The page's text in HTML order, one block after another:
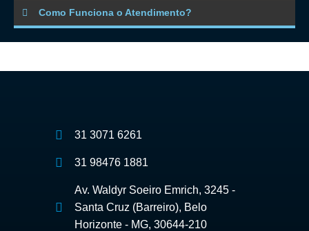
Como Funciona o Atendimento?
31 3071 6261
31 98476 1881
Av. Waldyr Soeiro Emrich, 3245 -
Santa Cruz (Barreiro), Belo
Horizonte - MG, 30644-210